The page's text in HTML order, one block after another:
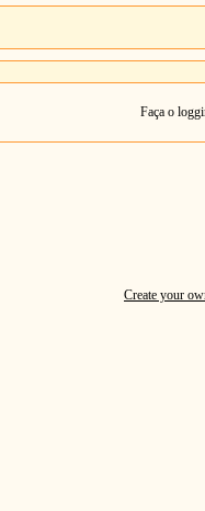
Faça o
Create your